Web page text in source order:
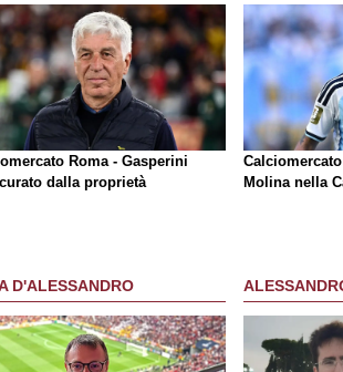
Roma - Gasperini
dalla proprietà
Molina nella
D'ALESSANDRO